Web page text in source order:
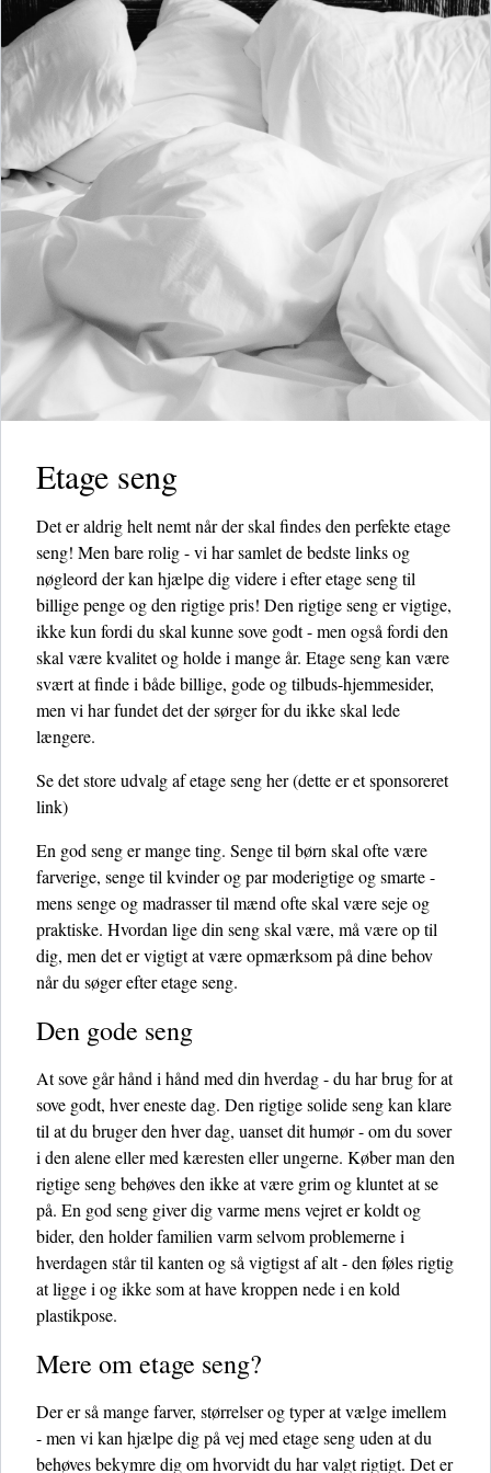
Etage seng
Det er aldrig helt nemt når der skal findes den perfekte etage
seng! Men bare rolig - vi har samlet de bedste links og
nøgleord der kan hjælpe dig videre i efter etage seng til
billige penge og den rigtige pris! Den rigtige seng er vigtige,
ikke kun fordi du skal kunne sove godt - men også fordi den
skal være kvalitet og holde i mange år. Etage seng kan være
svært at finde i både billige, gode og tilbuds-hjemmesider,
men vi har fundet det der sørger for du ikke skal lede
længere.
Se det store udvalg af etage seng her(dette er et sponsoreret
link)
En god seng er mange ting. Senge til børn skal ofte være
farverige, senge til kvinder og par moderigtige og smarte -
mens senge og madrasser til mænd ofte skal være seje og
praktiske. Hvordan lige din seng skal være, må være op til
dig, men det er vigtigt at være opmærksom på dine behov
når du søger efter etage seng.
Den gode seng
At sove går hånd i hånd med din hverdag - du har brug for at
sove godt, hver eneste dag. Den rigtige solide seng kan klare
til at du bruger den hver dag, uanset dit humør - om du sover
i den alene eller med kæresten eller ungerne. Køber man den
rigtige seng behøves den ikke at være grim og kluntet at se
på. En god seng giver dig varme mens vejret er koldt og
bider, den holder familien varm selvom problemerne i
hverdagen står til kanten og så vigtigst af alt - den føles rigtig
at ligge i og ikke som at have kroppen nede i en kold
plastikpose.
Mere om etage seng?
Der er så mange farver, størrelser og typer at vælge imellem
- men vi kan hjælpe dig på vej med etage seng uden at du
behøves bekymre dig om hvorvidt du har valgt rigtigt. Det er